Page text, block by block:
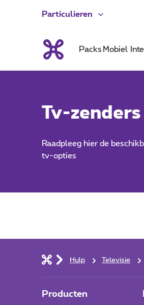
Particulieren
Packs Mobiel
Tv-
Raadpleeg hier de
tv-opties
Hulp Televisie
Producten